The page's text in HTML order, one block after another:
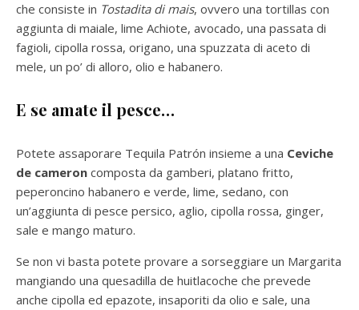
che consiste in Tostadita di mais, ovvero una tortillas con
aggiunta di maiale, lime Achiote, avocado, una passata di
fagioli, cipolla rossa, origano, una spuzzata di aceto di
mele, un po’ di alloro, olio e habanero.
E se amate il pesce…
Potete assaporare Tequila Patrón insieme a una Ceviche
de cameron composta da gamberi, platano fritto,
peperoncino habanero e verde, lime, sedano, con
un’aggiunta di pesce persico, aglio, cipolla rossa, ginger,
sale e mango maturo.
Se non vi basta potete provare a sorseggiare un Margarita
mangiando una quesadilla de huitlacoche che prevede
anche cipolla ed epazote, insaporiti da olio e sale, una